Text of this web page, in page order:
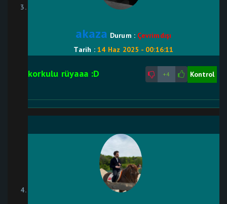
akaza Durum : Çevrimdışı
Tarih :14 Haz 2025 - 00:16:11
+4 Kontrol
korkulu rüyaaa :D